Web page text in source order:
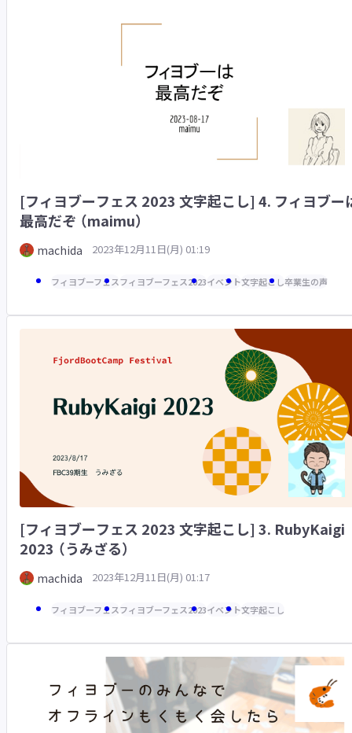
[フィヨブーフェス 2023 文字起こし] 4. フィヨブーは
最高だぞ （maimu）
machida 2023年12月11日(月) 01:19
フィヨブーフェスフィヨブーフェス2023イベント文字起こし卒業生の声
[フィヨブーフェス 2023 文字起こし] 3. RubyKaigi
2023 （うみざる）
machida 2023年12月11日(月) 01:17
フィヨブーフェスフィヨブーフェス2023イベント文字起こし